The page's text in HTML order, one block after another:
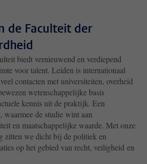
de Faculteit der
biedt vernieuwend en verdiepend
voor talent. Leiden is internationaal
contacten met universiteiten, overheid
wetenschappelijke basis
kennis uit de praktijk. Een
de studie wint aan
en maatschappelijke waarde. Met onze
zitten we dicht bij de politiek en
op het gebied van recht, veiligheid en